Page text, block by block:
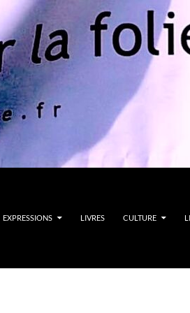
EXPRESSIONS LIVRES CULTURE